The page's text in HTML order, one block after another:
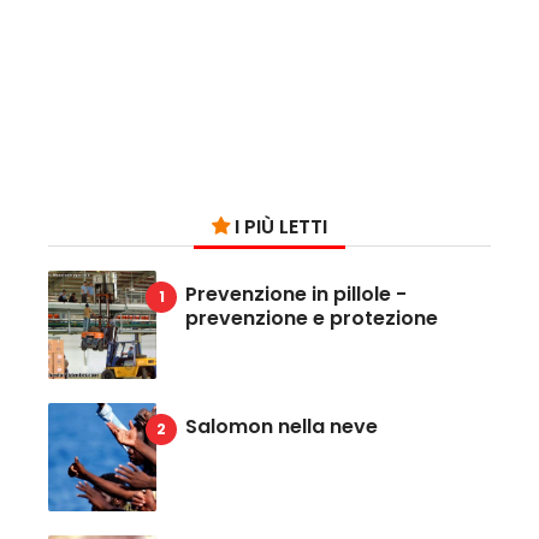
I PIÙ LETTI
Prevenzione in pillole -
prevenzione e protezione
Salomon nella neve